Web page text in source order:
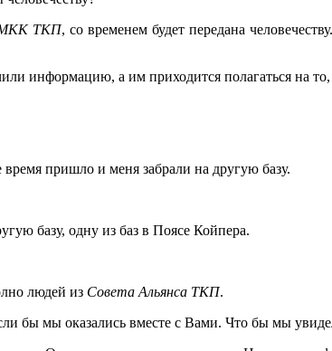
ТКП, со временем будет передана
информацию, а им приходится полагаться на
пришло и меня забрали на другую базу.
базу, одну из баз в Поясе Койпера.
людей из Совета Альянса ТКП.
бы мы оказались вместе с Вами. Что бы мы